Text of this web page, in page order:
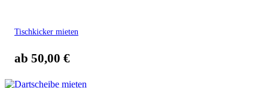
Tischkicker mieten
ab 50,00 €